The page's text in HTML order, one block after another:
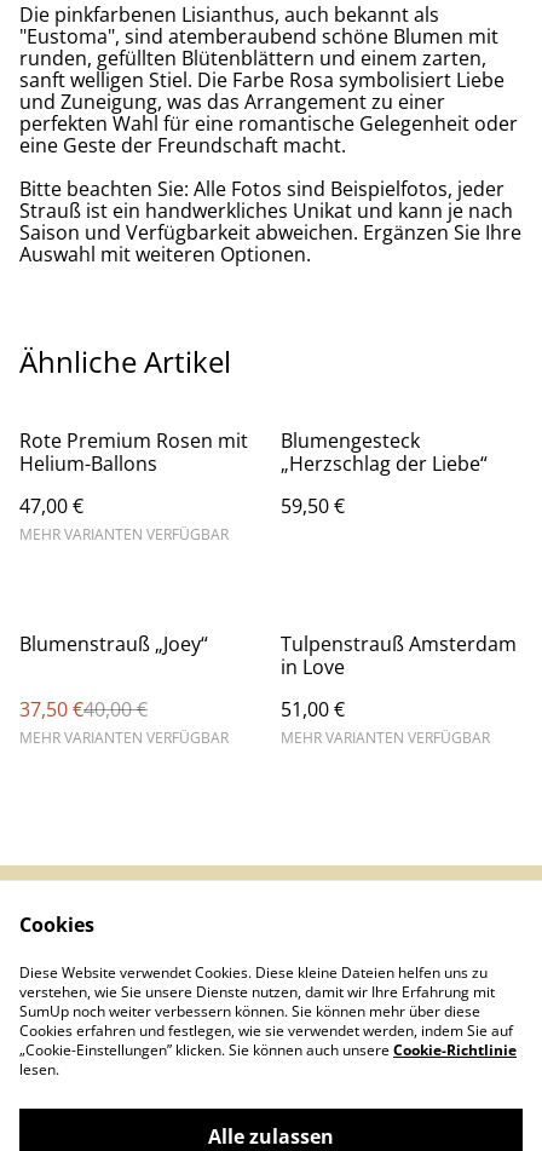
Die pinkfarbenen Lisianthus, auch bekannt als
"Eustoma", sind atemberaubend schöne Blumen mit
runden, gefüllten Blütenblättern und einem zarten,
sanft welligen Stiel. Die Farbe Rosa symbolisiert Liebe
und Zuneigung, was das Arrangement zu einer
perfekten Wahl für eine romantische Gelegenheit oder
eine Geste der Freundschaft macht.
Bitte beachten Sie: Alle Fotos sind Beispielfotos, jeder
Strauß ist ein handwerkliches Unikat und kann je nach
Saison und Verfügbarkeit abweichen. Ergänzen Sie Ihre
Auswahl mit weiteren Optionen.
Ähnliche Artikel
Rote Premium Rosen mit
Helium-Ballons
47,00 €
MEHR VARIANTEN VERFÜGBAR
Blumengesteck
„Herzschlag der Liebe“
59,50 €
%
Blumenstrauß „Joey“
37,50 €40,00 €
MEHR VARIANTEN VERFÜGBAR
Tulpenstrauß Amsterdam
in Love
51,00 €
MEHR VARIANTEN VERFÜGBAR
Infos (DE/EN/ES)
Kontakt
Cookies
Cookies
Diese Website verwendet Cookies. Diese kleine Dateien helfen uns zu
verstehen, wie Sie unsere Dienste nutzen, damit wir Ihre Erfahrung mit
SumUp noch weiter verbessern können. Sie können mehr über diese
Cookies erfahren und festlegen, wie sie verwendet werden, indem Sie auf
„Cookie-Einstellungen” klicken. Sie können auch unsereCookie-Richtlinie
lesen.
Alle zulassen